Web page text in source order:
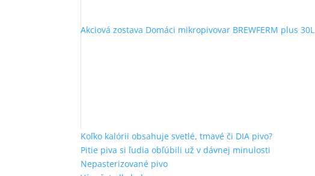
Akciová zostava Domáci mikropivovar BREWFERM plus 30L
Koľko kalórii obsahuje svetlé, tmavé či DIA pivo?
Pitie piva si ľudia obľúbili už v dávnej minulosti
Nepasterizované pivo